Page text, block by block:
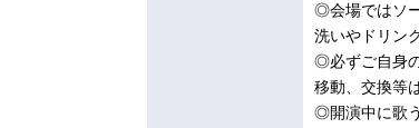
◎会場ではソ
洗いやドリン
◎必ずご自身
移動、交換等
◎開演中に歌